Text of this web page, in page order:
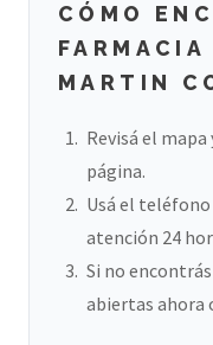
CÓMO
MARTIN
Revisá el
página.
Usá el
atención 24
Si no
abiertas ahora